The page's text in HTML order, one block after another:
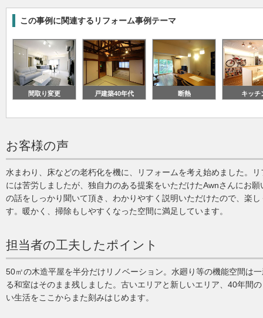
この事例に関連するリフォーム事例テーマ
間取り変更 戸建築40年代 断熱 キッチ
お客様の声
水まわり、床などの老朽化を機に、リフォームを考え始めました。
には苦労しましたが、独自力のある提案をいただけたAwnさんにお
の話をしっかり聞いて頂き、わかりやすく説明いただけたので、楽
す。暖かく、掃除もしやすくなった空間に満足しています。
担当者の工夫したポイント
50㎡の木造平屋を半分だけリノベーション。水廻り等の機能空間は
る和室はそのまま残しました。古いエリアと新しいエリア、40年間
い生活をここからまた刻みはじめます。